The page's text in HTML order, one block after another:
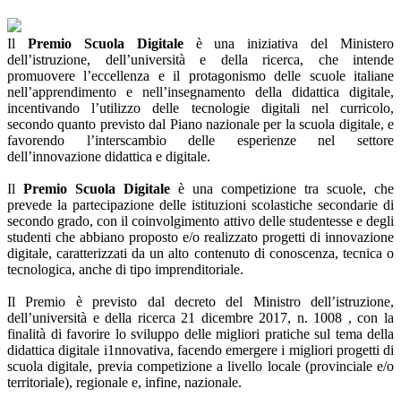
Il Premio Scuola Digitaleè una iniziativa del Ministero
dell’istruzione, dell’università e della ricerca, che intende
promuovere l’eccellenza e il protagonismo delle scuole italiane
nell’apprendimento e nell’insegnamento della didattica digitale,
incentivando l’utilizzo delle tecnologie digitali nel curricolo,
secondo quanto previsto dal Piano nazionale per la scuola digitale, e
favorendo l’interscambio delle esperienze nel settore
dell’innovazione didattica e digitale.
Il Premio Scuola Digitale è una competizione tra scuole, che
prevede la partecipazione delle istituzioni scolastiche secondarie di
secondo grado, con il coinvolgimento attivo delle studentesse e degli
studenti che abbiano proposto e/o realizzato progetti di innovazione
digitale, caratterizzati da un alto contenuto di conoscenza, tecnica o
tecnologica, anche di tipo imprenditoriale.
Il Premio è previsto dal decreto del Ministro dell’istruzione,
dell’università e della ricerca 21 dicembre 2017, n. 1008 , con la
finalità di favorire lo sviluppo delle migliori pratiche sul tema della
didattica digitale i1nnovativa, facendo emergere i migliori progetti di
scuola digitale, previa competizione a livello locale (provinciale e/o
territoriale), regionale e, infine, nazionale.